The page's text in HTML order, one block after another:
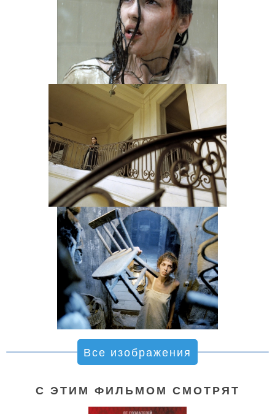
Все изображения
С ЭТИМ ФИЛЬМОМ СМОТРЯТ